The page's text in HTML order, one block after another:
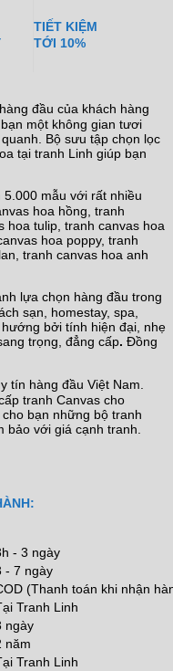
TIẾT KIỆM
TỚI 10%
đầu của khách hàng
một không gian tươi
Bộ sưu tập chọn lọc
tại tranh Linh giúp bạn
5.000 mẫu với rất nhiều
hoa hồng, tranh
hoa tulip, tranh canvas hoa
hoa poppy, tranh
tranh canvas hoa anh
lựa chọn hàng đầu trong
sạn, homestay, spa,
bởi tính hiện đại, nhẹ
trọng, đẳng cấp. Đồng
tín hàng đầu Việt Nam.
tranh Canvas cho
bạn những bộ tranh
với giá cạnh tranh.
- 3 ngày
- 7 ngày
(Thanh toán khi nhận
Tranh Linh
ngày
năm
Tranh Linh